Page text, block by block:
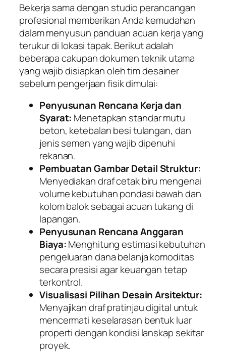
Bekerja sama dengan studio perancangan
profesional memberikan Anda kemudahan
dalam menyusun panduan acuan kerja yang
terukur di lokasi tapak. Berikut adalah
beberapa cakupan dokumen teknik utama
yang wajib disiapkan oleh tim desainer
sebelum pengerjaan fisik dimulai:
Penyusunan Rencana Kerja dan
Syarat: Menetapkan standar mutu
beton, ketebalan besi tulangan, dan
jenis semen yang wajib dipenuhi
rekanan.
Pembuatan Gambar Detail Struktur:
Menyediakan draf cetak biru mengenai
volume kebutuhan pondasi bawah dan
kolom balok sebagai acuan tukang di
lapangan.
Penyusunan Rencana Anggaran
Biaya:Menghitung estimasi kebutuhan
pengeluaran dana belanja komoditas
secara presisi agar keuangan tetap
terkontrol.
Visualisasi Pilihan Desain Arsitektur:
Menyajikan draf pratinjau digital untuk
mencermati keselarasan bentuk luar
properti dengan kondisi lanskap sekitar
proyek.